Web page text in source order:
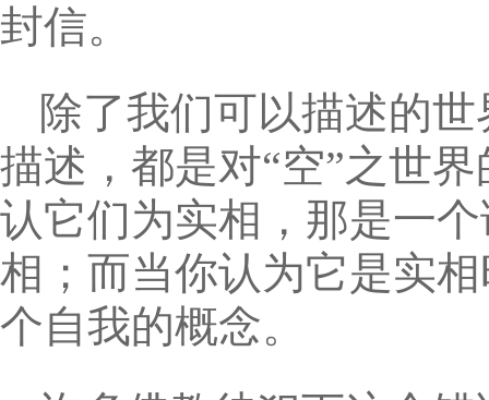
封信。
除了我们可以描述的
描述，都是对“空”之世
认它们为实相，那是一
相；而当你认为它是实
个自我的概念。